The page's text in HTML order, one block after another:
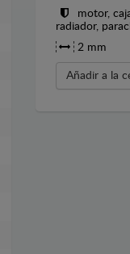
motor,
radiador,
2 mm
Añadir a la